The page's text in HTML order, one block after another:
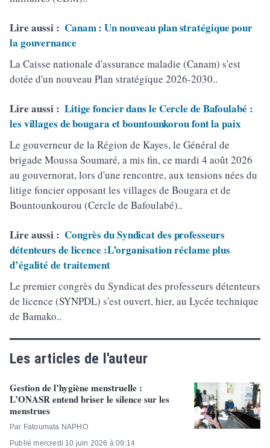
Lire aussi : Canam : Un nouveau plan stratégique pour
la gouvernance
La Caisse nationale d'assurance maladie (Canam) s'est
dotée d'un nouveau Plan stratégique 2026-2030..
Lire aussi : Litige foncier dans le Cercle de Bafoulabé :
les villages de bougara et bountounkorou font la paix
Le gouverneur de la Région de Kayes, le Général de
brigade Moussa Soumaré, a mis fin, ce mardi 4 août 2026
au gouvernorat, lors d'une rencontre, aux tensions nées du
litige foncier opposant les villages de Bougara et de
Bountounkourou (Cercle de Bafoulabé)..
Lire aussi : Congrès du Syndicat des professeurs
détenteurs de licence :L’organisation réclame plus
d’égalité de traitement
Le premier congrès du Syndicat des professeurs détenteurs
de licence (SYNPDL) s'est ouvert, hier, au Lycée technique
de Bamako..
Les articles de l'auteur
Gestion de l’hygiène menstruelle :
L’ONASR entend briser le silence sur les
menstrues
Par Fatoumata NAPHO
Publié mercredi 10 juin 2026 à 09:14